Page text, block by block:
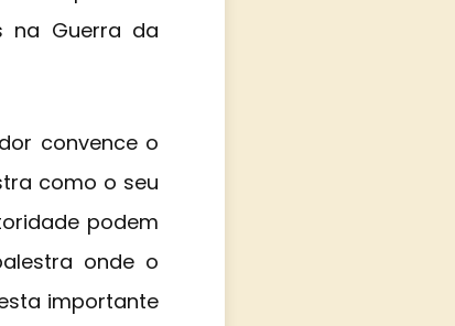
na Guerra da
convence o
como o seu
podem
onde o
importante